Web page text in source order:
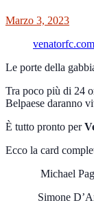
Marzo 3, 2023
venatorfc.com
Le porte della
Tra poco più di 24
Belpaese daranno
È tutto pronto per
Ecco la card
Michael
Simone